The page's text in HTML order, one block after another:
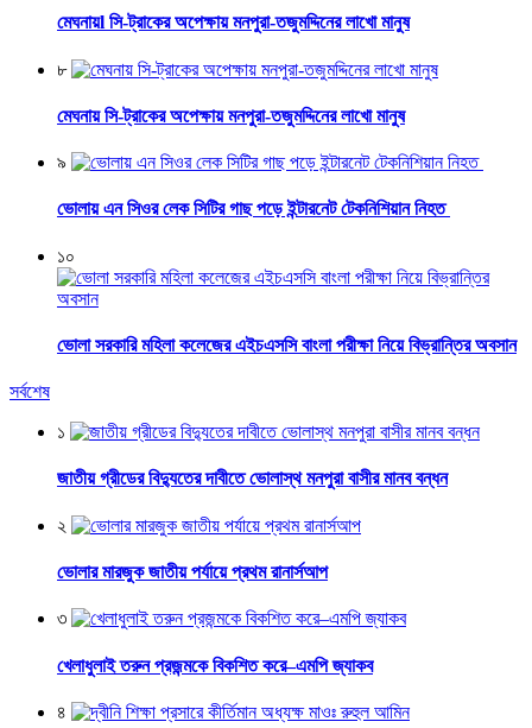
মেঘনায়l সি-ট্রাকের অপেক্ষায় মনপুরা-তজুমদ্দিনের লাখো মানুষ
৮
মেঘনায় সি-ট্রাকের অপেক্ষায় মনপুরা-তজুমদ্দিনের লাখো মানুষ
৯
ভোলায় এন সিওর লেক সিটির গাছ পড়ে ইন্টারনেট টেকনিশিয়ান নিহত
১০
ভোলা সরকারি মহিলা কলেজের এইচএসসি বাংলা পরীক্ষা নিয়ে বিভ্রান্তির অবসান
সর্বশেষ
১
জাতীয় গ্রীডের বিদ্যুতের দাবীতে ভোলাস্থ মনপুরা বাসীর মানব বন্ধন
২
ভোলার মারজুক জাতীয় পর্যায়ে প্রথম রানার্সআপ
৩
খেলাধুলাই তরুন প্রজন্মকে বিকশিত করে–এমপি জ্যাকব
৪